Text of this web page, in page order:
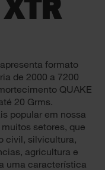
formato
de 2000 a 7200
QUAKE
20 Grms.
popular em nossa
setores, que
civil, silvicultura,
agricultura e
uma característica